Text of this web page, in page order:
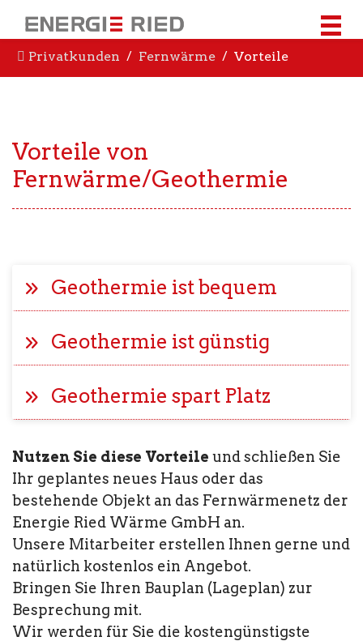
Privatkunden Fernwärme Vorteile
Vorteile von
Fernwärme/Geothermie
Geothermie ist bequem
Geothermie ist günstig
Geothermie spart Platz
Nutzen Sie diese Vorteile und schließen Sie
Ihr geplantes neues Haus oder das
bestehende Objekt an das Fernwärmenetz der
Energie Ried Wärme GmbH an.
Unsere Mitarbeiter erstellen Ihnen gerne und
natürlich kostenlos ein Angebot.
Bringen Sie Ihren Bauplan (Lageplan) zur
Besprechung mit.
Wir werden für Sie die kostengünstigste